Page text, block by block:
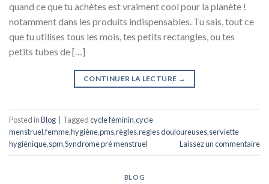
quand ce que tu achètes est vraiment cool pour la planète !
notamment dans les produits indispensables. Tu sais, tout ce
que tu utilises tous les mois, tes petits rectangles, ou tes
petits tubes de […]
CONTINUER LA LECTURE →
Posted inBlog Taggedcycle féminin,cycle
menstruel,femme,hygiène,pms,règles,regles douloureuses,serviette
hygiénique,spm,Syndrome pré menstruel Laissez un commentaire
BLOG